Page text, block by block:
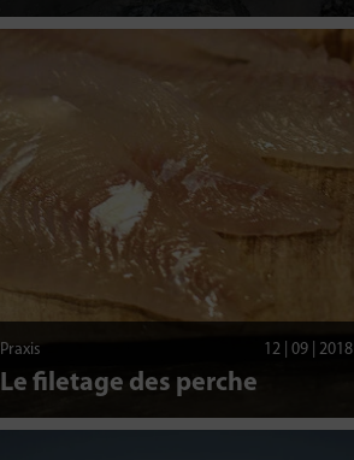
Praxis 12 | 09 | 2018
Le filetage des perche